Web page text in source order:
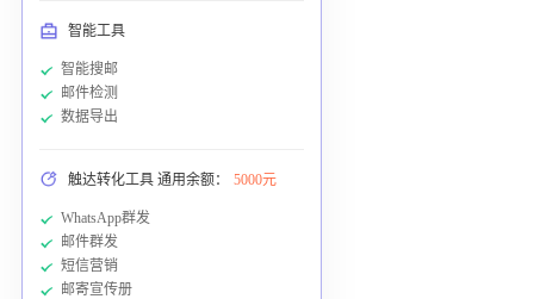
智能工具
智能搜邮
邮件检测
数据导出
触达转化工具 通用余额： 5000元
WhatsApp群发
邮件群发
短信营销
邮寄宣传册